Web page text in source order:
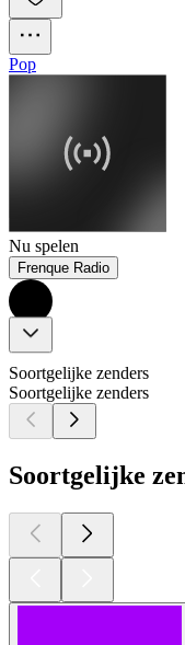
Pop
Nu spelen
Frenque Radio
Soortgelijke zenders
Soortgelijke zenders
Soortgelijke